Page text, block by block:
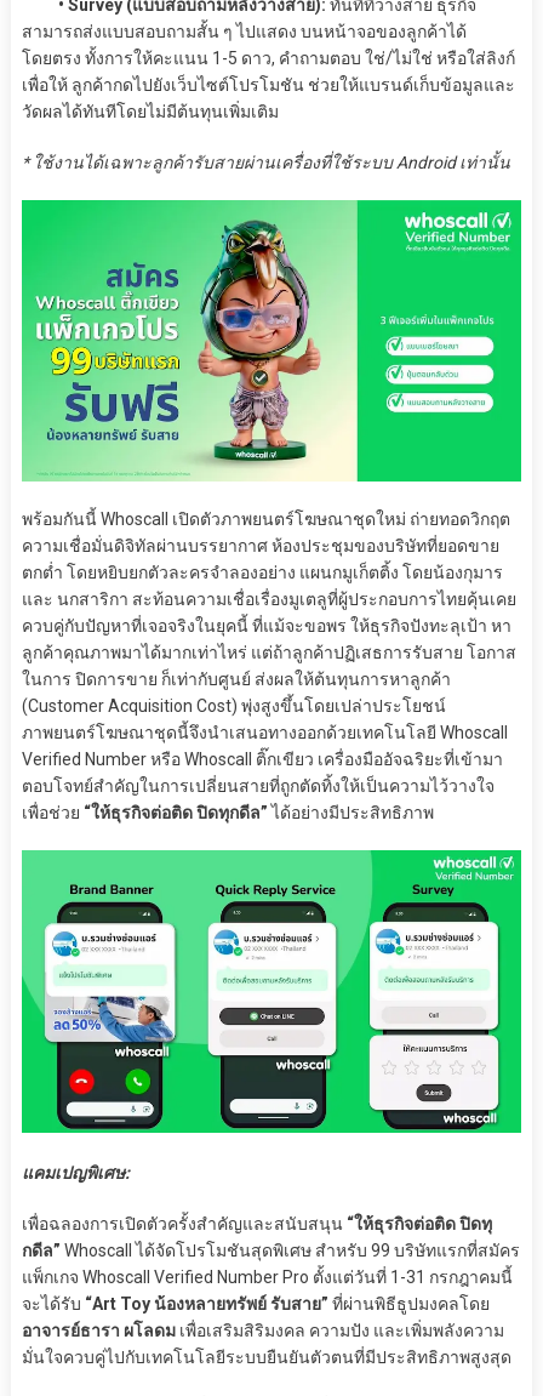
• Survey (แบบสอบถามหลังวางสาย): ทันทีที่วางสาย ธุรกิจ
สามารถส่งแบบสอบถามสั้น ๆ ไปแสดง บนหน้าจอของลูกค้าได้
โดยตรง ทั้งการให้คะแนน 1-5 ดาว, คำถามตอบ ใช่/ไม่ใช่ หรือใส่ลิงก์
เพื่อให้ ลูกค้ากดไปยังเว็บไซต์โปรโมชัน ช่วยให้แบรนด์เก็บข้อมูลและ
วัดผลได้ทันทีโดยไม่มีต้นทุนเพิ่มเติม
* ใช้งานได้เฉพาะลูกค้ารับสายผ่านเครื่องที่ใช้ระบบ Android เท่านั้น
พร้อมกันนี้ Whoscall เปิดตัวภาพยนตร์โฆษณาชุดใหม่ ถ่ายทอดวิกฤต
ความเชื่อมั่นดิจิทัลผ่านบรรยากาศ ห้องประชุมของบริษัทที่ยอดขาย
ตกต่ำ โดยหยิบยกตัวละครจำลองอย่าง แผนกมูเก็ตติ้ง โดยน้องกุมาร
และ นกสาริกา สะท้อนความเชื่อเรื่องมูเตลูที่ผู้ประกอบการไทยคุ้นเคย
ควบคู่กับปัญหาที่เจอจริงในยุคนี้ ที่แม้จะขอพร ให้ธุรกิจปังทะลุเป้า หา
ลูกค้าคุณภาพมาได้มากเท่าไหร่ แต่ถ้าลูกค้าปฏิเสธการรับสาย โอกาส
ในการ ปิดการขาย ก็เท่ากับศูนย์ ส่งผลให้ต้นทุนการหาลูกค้า
(Customer Acquisition Cost) พุ่งสูงขึ้นโดยเปล่าประโยชน์
ภาพยนตร์โฆษณาชุดนี้จึงนำเสนอทางออกด้วยเทคโนโลยี Whoscall
Verified Number หรือ Whoscall ติ๊กเขียว เครื่องมืออัจฉริยะที่เข้ามา
ตอบโจทย์สำคัญในการเปลี่ยนสายที่ถูกตัดทิ้งให้เป็นความไว้วางใจ
เพื่อช่วย “ให้ธุรกิจต่อติด ปิดทุกดีล”ได้อย่างมีประสิทธิภาพ
แคมเปญพิเศษ:
เพื่อฉลองการเปิดตัวครั้งสำคัญและสนับสนุน “ให้ธุรกิจต่อติด ปิดทุ
กดีล” Whoscall ได้จัดโปรโมชันสุดพิเศษ สำหรับ 99 บริษัทแรกที่สมัคร
แพ็กเกจ Whoscall Verified Number Pro ตั้งแต่วันที่ 1-31 กรกฎาคมนี้
จะได้รับ “Art Toy น้องหลายทรัพย์ รับสาย” ที่ผ่านพิธีธูปมงคลโดย
อาจารย์ธารา ผโลดมเพื่อเสริมสิริมงคล ความปัง และเพิ่มพลังความ
มั่นใจควบคู่ไปกับเทคโนโลยีระบบยืนยันตัวตนที่มีประสิทธิภาพสูงสุด